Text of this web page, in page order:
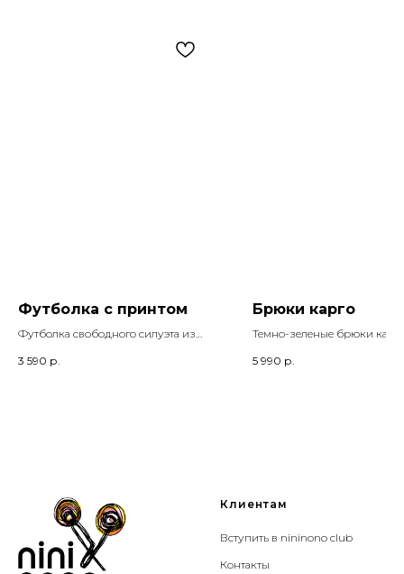
Футболка с принтом
Футболка свободного силуэта из
3 590 р.
Брюки карго
Темно-зеленые брюки
карманами
5 990 р.
Клиентам
Вступить в nininono club
Контакты